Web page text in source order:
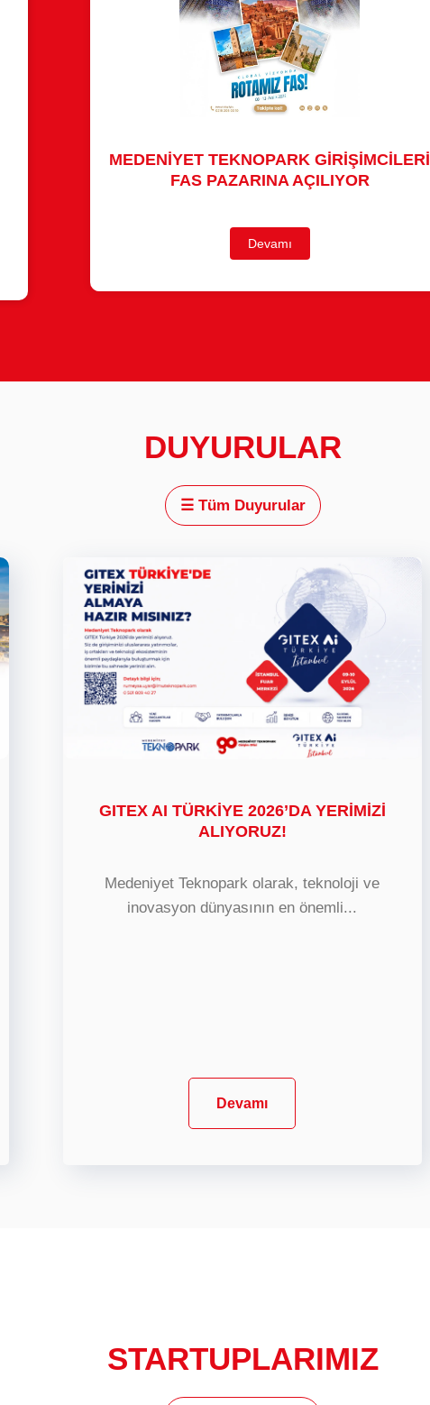
MEDENİYET TEKNOPARK GİRİŞİMCİLERİ
FAS PAZARINA AÇILIYOR
Devamı
DUYURULAR
☰Tüm Duyurular
GITEX AI TÜRKİYE 2026’DA YERİMİZİ
ALIYORUZ!
Medeniyet Teknopark olarak, teknoloji ve
inovasyon dünyasının en önemli...
Devamı
STARTUPLARIMIZ